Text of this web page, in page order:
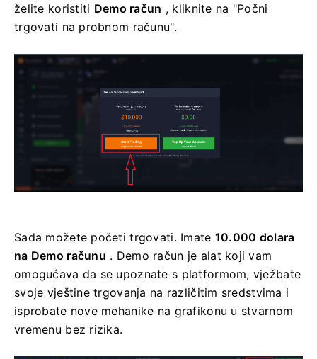
želite koristiti Demo račun , kliknite na "Počni
trgovati na probnom računu".
Sada možete početi trgovati. Imate 10.000 dolara
na Demo računu . Demo račun je alat koji vam
omogućava da se upoznate s platformom, vježbate
svoje vještine trgovanja na različitim sredstvima i
isprobate nove mehanike na grafikonu u stvarnom
vremenu bez rizika.